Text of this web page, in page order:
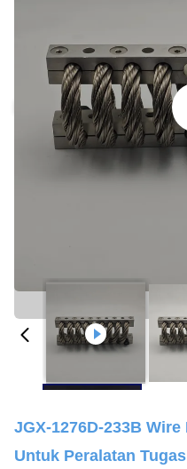
JGX-1276D-233B
Untuk Peralatan